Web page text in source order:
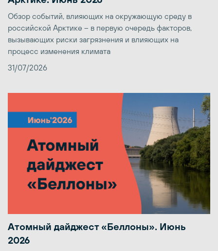
Обзор событий, влияющих на окружающую среду в
российской Арктике – в первую очередь факторов,
вызывающих риски загрязнения и влияющих на
процесс изменения климата
31/07/2026
Атомный дайджест «Беллоны». Июнь
2026